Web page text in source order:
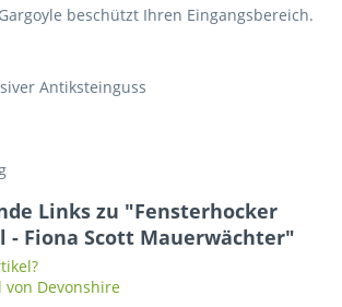
beschützt Ihren Eingangsbereich.
Antiksteinguss
Links zu "Fensterhocker
- Fiona Scott Mauerwächter"
Devonshire